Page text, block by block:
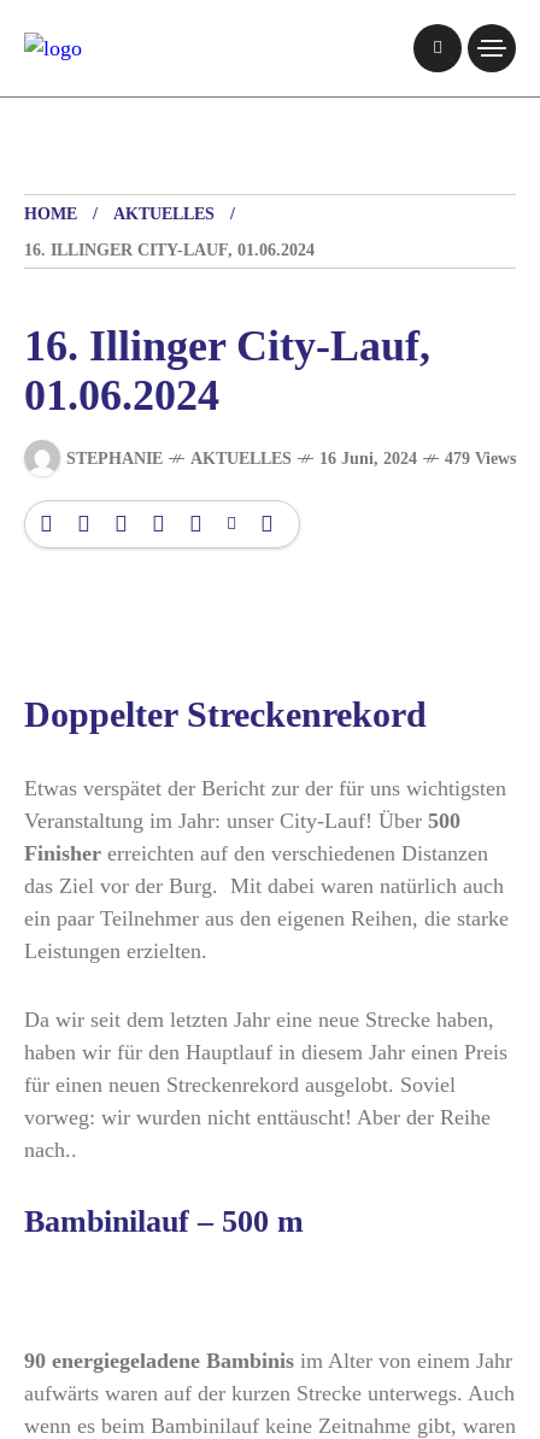
HOME
AKTUELLES
16. ILLINGER CITY-LAUF, 01.06.2024
16. Illinger City-Lauf,
01.06.2024
STEPHANIE AKTUELLES 16 Juni, 2024 479 Views
Doppelter Streckenrekord
Etwas verspätet der Bericht zur der für uns wichtigsten
Veranstaltung im Jahr: unser City-Lauf! Über 500
Finisher erreichten auf den verschiedenen Distanzen
das Ziel vor der Burg. Mit dabei waren natürlich auch
ein paar Teilnehmer aus den eigenen Reihen, die starke
Leistungen erzielten.
Da wir seit dem letzten Jahr eine neue Strecke haben,
haben wir für den Hauptlauf in diesem Jahr einen Preis
für einen neuen Streckenrekord ausgelobt. Soviel
vorweg: wir wurden nicht enttäuscht! Aber der Reihe
nach..
Bambinilauf – 500 m
90 energiegeladene Bambinis im Alter von einem Jahr
aufwärts waren auf der kurzen Strecke unterwegs. Auch
wenn es beim Bambinilauf keine Zeitnahme gibt, waren